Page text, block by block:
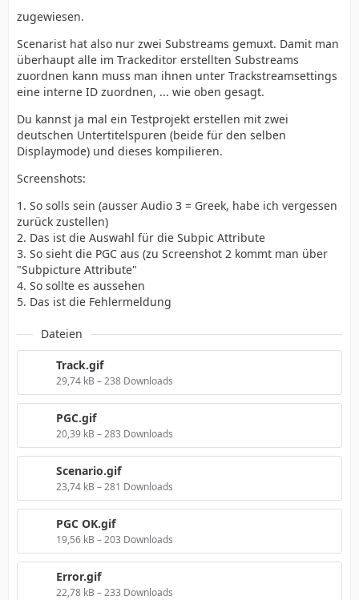
zugewiesen.
Scenarist hat also nur zwei Substreams gemuxt. Damit man
überhaupt alle im Trackeditor erstellten Substreams
zuordnen kann muss man ihnen unter Trackstreamsettings
eine interne ID zuordnen, ... wie oben gesagt.
Du kannst ja mal ein Testprojekt erstellen mit zwei
deutschen Untertitelspuren (beide für den selben
Displaymode) und dieses kompilieren.
Screenshots:
1. So solls sein (ausser Audio 3 = Greek, habe ich vergessen
zurück zustellen)
2. Das ist die Auswahl für die Subpic Attribute
3. So sieht die PGC aus (zu Screenshot 2 kommt man über
"Subpicture Attribute"
4. So sollte es aussehen
5. Das ist die Fehlermeldung
Dateien
Track.gif
29,74 kB – 238 Downloads
PGC.gif
20,39 kB – 283 Downloads
Scenario.gif
23,74 kB – 281 Downloads
PGC OK.gif
19,56 kB – 203 Downloads
Error.gif
22,78 kB – 233 Downloads